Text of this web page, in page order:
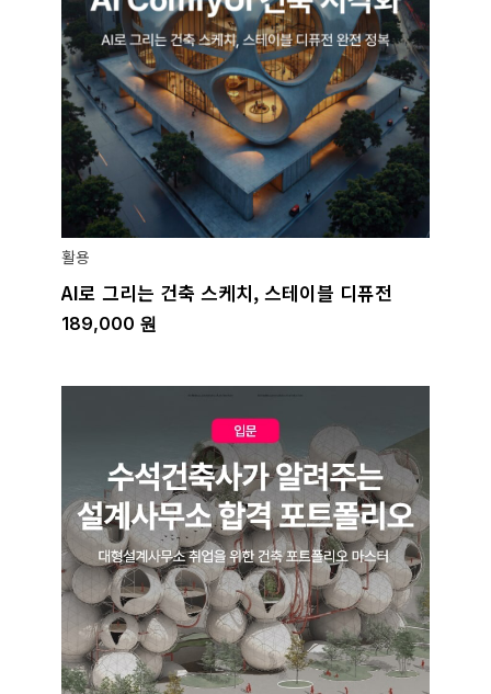
활용
AI로 그리는 건축 스케치, 스테이블 디퓨전
189,000 원